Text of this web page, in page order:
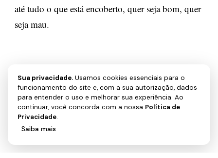
até tudo o que está encoberto, quer seja bom, quer
seja mau.
← ANTERIOR
Eclesiastes 11
Sua privacidade. Usamos cookies essenciais para o
funcionamento do site e, com a sua autorização, dados
para entender o uso e melhorar sua experiência. Ao
continuar, você concorda com a nossa Política de
Privacidade.
Saiba mais